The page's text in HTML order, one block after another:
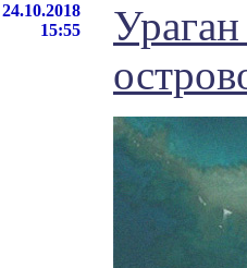
24.10.2018
15:55